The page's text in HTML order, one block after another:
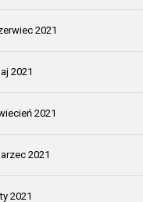
2021
2021
2021
2021
2021